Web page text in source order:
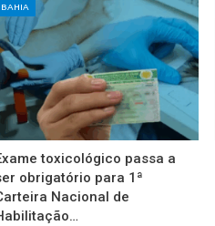
BAHIA
toxicológico passa a
obrigatório para 1ª
Nacional de